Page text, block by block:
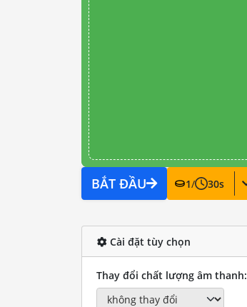
BẮT ĐẦU 1/ 30s
Cài đặt tùy chọn
Thay đổi chất lượng âm thanh: